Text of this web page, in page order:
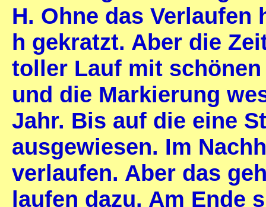
H. Ohne das
h gekratzt. Aber die
toller Lauf mit
und die Markierung
Jahr. Bis auf die eine
ausgewiesen. Im
verlaufen. Aber das
laufen dazu. Am Ende